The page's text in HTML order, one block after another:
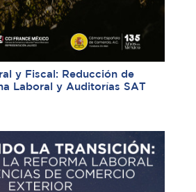
y Fiscal: Reducción de
Laboral y Auditorías SAT